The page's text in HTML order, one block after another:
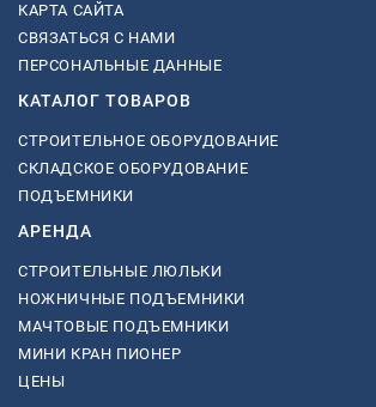
КАРТА САЙТА
СВЯЗАТЬСЯ С НАМИ
ПЕРСОНАЛЬНЫЕ ДАННЫЕ
КАТАЛОГ ТОВАРОВ
СТРОИТЕЛЬНОЕ ОБОРУДОВАНИЕ
СКЛАДСКОЕ ОБОРУДОВАНИЕ
ПОДЪЕМНИКИ
АРЕНДА
СТРОИТЕЛЬНЫЕ ЛЮЛЬКИ
НОЖНИЧНЫЕ ПОДЪЕМНИКИ
МАЧТОВЫЕ ПОДЪЕМНИКИ
МИНИ КРАН ПИОНЕР
ЦЕНЫ